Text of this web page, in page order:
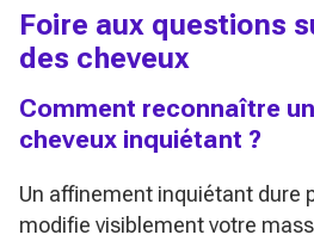
Foire aux questions
des cheveux
Comment reconnaître
cheveux inquiétant ?
Un affinement inquiétant dure
modifie visiblement votre